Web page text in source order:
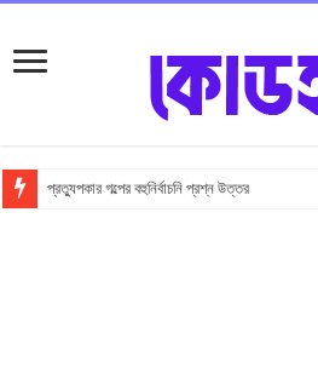
প্রত্যুপকার গল্পের বহুনির্বাচনি প্রশ্ন উত্তর